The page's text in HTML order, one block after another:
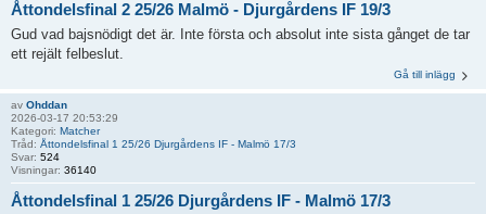
Åttondelsfinal 2 25/26 Malmö - Djurgårdens IF 19/3
Gud vad bajsnödigt det är. Inte första och absolut inte sista gånget de tar
ett rejält felbeslut.
Gå till inlägg
av Ohddan
2026-03-17 20:53:29
Kategori: Matcher
Tråd: Åttondelsfinal 1 25/26 Djurgårdens IF - Malmö 17/3
Svar: 524
Visningar: 36140
Åttondelsfinal 1 25/26 Djurgårdens IF - Malmö 17/3